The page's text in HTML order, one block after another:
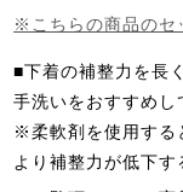
※こちらの商品のセ
■下着の補整力を長
手洗いをおすすめし
※柔軟剤を使用する
より補整力が低下す